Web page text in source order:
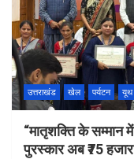
उत्तराखंड खेल पर्यटन यूथ
“मातृशक्ति के सम्मान
पुरस्कार अब ₹75